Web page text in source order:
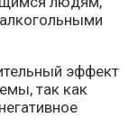
эффект
так как